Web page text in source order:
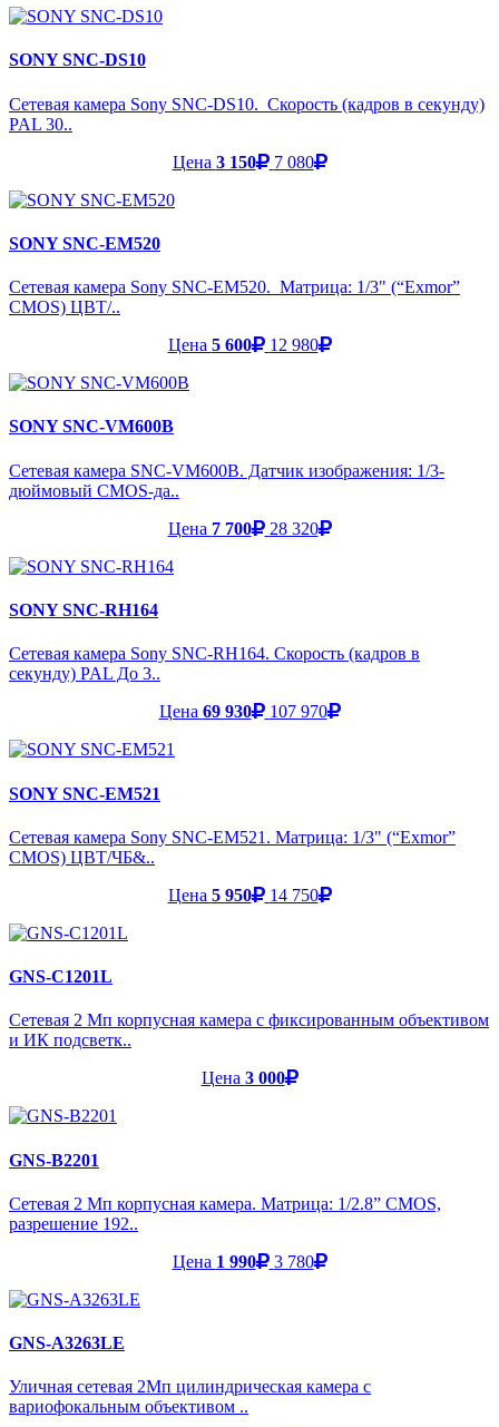
SONY SNC-DS10
Сетевая камера Sony SNC-DS10. Скорость (кадров в секунду)
PAL 30..
Цена 3 150 7 080
SONY SNC-EM520
Сетевая камера Sony SNC-EM520. Матрица: 1/3" (“Exmor”
CMOS) ЦВТ/..
Цена 5 600 12 980
SONY SNC-VM600B
Сетевая камера SNC-VM600B. Датчик изображения: 1/3-
дюймовый CMOS-да..
Цена 7 700 28 320
SONY SNC-RH164
Сетевая камера Sony SNC-RH164. Скорость (кадров в
секунду) PAL До 3..
Цена 69 930 107 970
SONY SNC-EM521
Сетевая камера Sony SNC-EM521. Матрица: 1/3" (“Exmor”
CMOS) ЦВТ/ЧБ&..
Цена 5 950 14 750
GNS-C1201L
Сетевая 2 Мп корпусная камера с фиксированным объективом
и ИК подсветк..
Цена 3 000
GNS-B2201
Сетевая 2 Мп корпусная камера. Матрица: 1/2.8” CMOS,
разрешение 192..
Цена 1 990 3 780
GNS-A3263LE
Уличная сетевая 2Мп цилиндрическая камера с
вариофокальным объективом ..